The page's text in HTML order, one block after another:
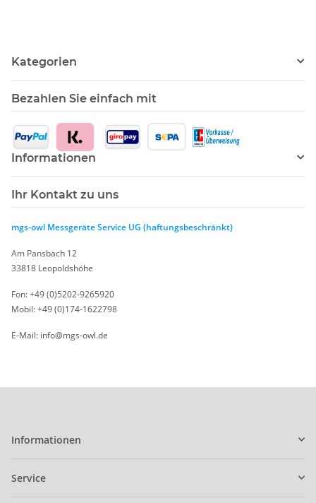
Kategorien
Bezahlen Sie einfach mit
Informationen
Ihr Kontakt zu uns
mgs-owl Messgeräte Service UG (haftungsbeschränkt)
Am Pansbach 12
33818 Leopoldshöhe
Fon: +49 (0)5202-9265920
Mobil: +49 (0)174-1622798
E-Mail: info@mgs-owl.de
Informationen
Service